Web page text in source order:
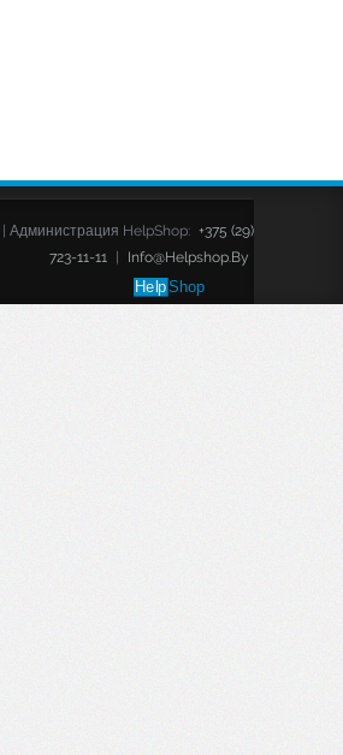
| Администрация HelpShop: +375 (29)
723-11-11
| Info@helpshop.by